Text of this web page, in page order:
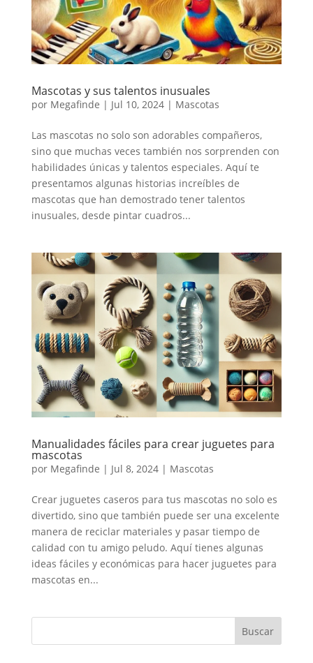
Mascotas y sus talentos inusuales
por Megafinde | Jul 10, 2024| Mascotas
Las mascotas no solo son adorables compañeros,
sino que muchas veces también nos sorprenden con
habilidades únicas y talentos especiales. Aquí te
presentamos algunas historias increíbles de
mascotas que han demostrado tener talentos
inusuales, desde pintar cuadros...
Manualidades fáciles para crear juguetes para
mascotas
por Megafinde | Jul 8, 2024| Mascotas
Crear juguetes caseros para tus mascotas no solo es
divertido, sino que también puede ser una excelente
manera de reciclar materiales y pasar tiempo de
calidad con tu amigo peludo. Aquí tienes algunas
ideas fáciles y económicas para hacer juguetes para
mascotas en...